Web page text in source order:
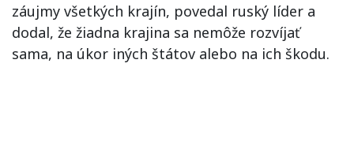
záujmy všetkých krajín, povedal ruský líder a
dodal, že žiadna krajina sa nemôže rozvíjať
sama, na úkor iných štátov alebo na ich škodu.